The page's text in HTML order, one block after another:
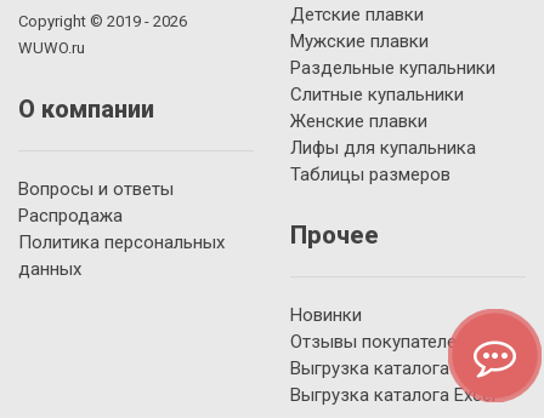
Copyright © 2019 - 2026
WUWO.ru
О компании
Вопросы и ответы
Распродажа
Политика персональных
данных
Детские плавки
Мужские плавки
Раздельные купальники
Слитные купальники
Женские плавки
Лифы для купальника
Таблицы размеров
Прочее
Новинки
Отзывы покупателей
Выгрузка каталога YML
Выгрузка каталога Excel